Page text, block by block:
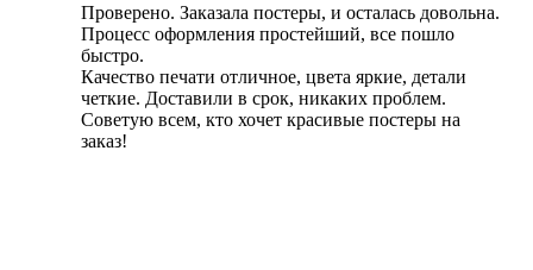
Проверено. Заказала постеры, и осталась довольна.
Процесс оформления простейший, все пошло
быстро.
Качество печати отличное, цвета яркие, детали
четкие. Доставили в срок, никаких проблем.
Советую всем, кто хочет красивые постеры на
заказ!